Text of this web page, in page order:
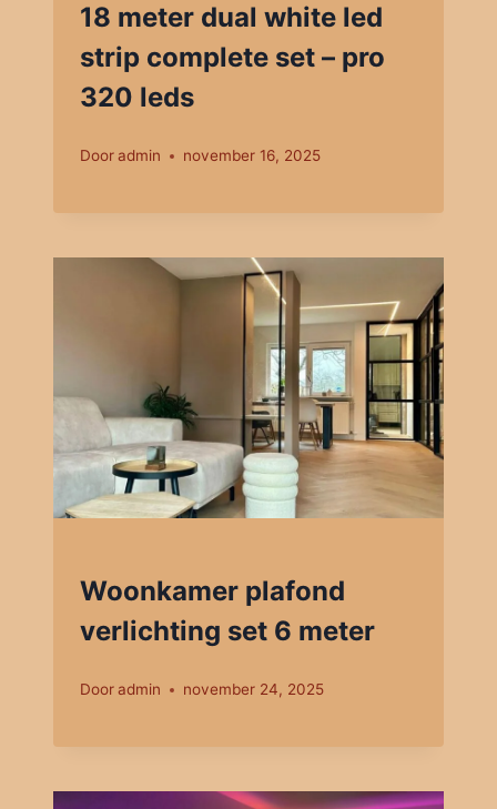
18 meter dual white led
strip complete set – pro
320 leds
Dooradmin november 16, 2025
Woonkamer plafond
verlichting set 6 meter
Dooradmin november 24, 2025